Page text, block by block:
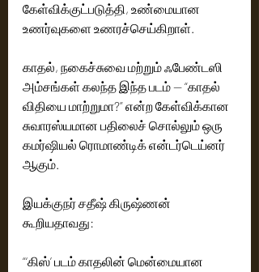
கேள்விக்குட்படுத்தி, உண்மையான
உணர்வுகளை உணரச்செய்கிறாள்.
காதல், நகைச்சுவை மற்றும் ஃபேண்டஸி
அம்சங்கள் கலந்த இந்த படம் — “காதல்
விதியை மாற்றுமா?” என்ற கேள்விக்கான
சுவாரஸ்யமான பதிலைச் சொல்லும் ஒரு
கமர்ஷியல் ரொமாண்டிக் என்டர்டெய்னர்
ஆகும்.
இயக்குநர் சதீஷ் கிருஷ்ணன்
கூறியதாவது:
“‘கிஸ்’ படம் காதலின் மென்மையான